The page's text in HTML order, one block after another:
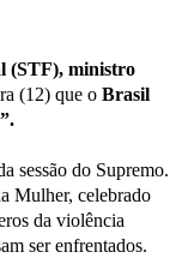
(STF), ministro
(12) que o Brasil
sessão do Supremo.
Mulher, celebrado
da violência
ser enfrentados.